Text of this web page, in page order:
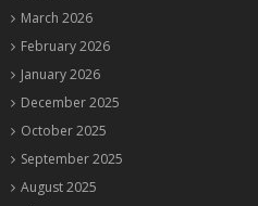
March 2026
February 2026
January 2026
December 2025
October 2025
September 2025
August 2025